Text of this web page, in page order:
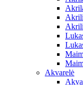
Akvarelė